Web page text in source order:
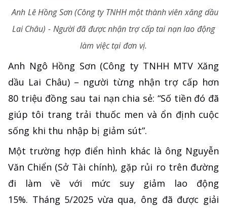
Anh Lê Hồng Sơn (Công ty TNHH một thành viên xăng dầu
Lai Châu) - Người đã được nhận trợ cấp tai nạn lao động
làm việc tại đơn vị.
Anh Ngô Hồng Sơn (Công ty TNHH MTV Xăng
dầu Lai Châu) – người từng nhận trợ cấp hơn
80 triệu đồng sau tai nạn chia sẻ: “Số tiền đó đã
giúp tôi trang trải thuốc men và ổn định cuộc
sống khi thu nhập bị giảm sút”.
Một trường hợp điển hình khác là ông Nguyễn
Văn Chiển (Sở Tài chính), gặp rủi ro trên đường
đi làm về với mức suy giảm lao động
15%. Tháng 5/2025 vừa qua, ông đã được giải